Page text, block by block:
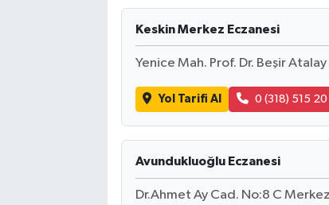
Keskin Merkez Eczanesi
Yenice Mah. Prof. Dr. Beşir Atalay
Yol Tarifi Al 0 (318) 515
Avundukluoğlu Eczanesi
Dr.Ahmet Ay Cad. No:8 C Merkez